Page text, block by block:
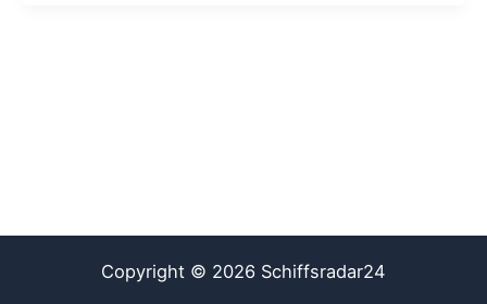
Copyright © 2026 Schiffsradar24